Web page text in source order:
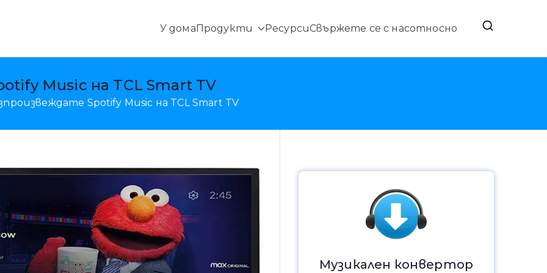
Възстановяване на данни за Android и Мобилен трансфер
У домаПродукти РесурсиСвържете се с насотносно
Music на TCL Smart TV
Spotify Music на TCL Smart TV
Музикален конвертор